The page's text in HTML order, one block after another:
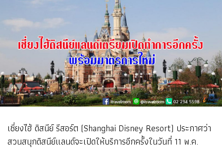
เซี่ยงไฮ้ ดิสนีย์ รีสอร์ต (Shanghai Disney Resort) ประกาศว่า
สวนสนุกดิสนีย์แลนด์จะเปิดให้บริการอีกครั้งในวันที่ 11 พ.ค.